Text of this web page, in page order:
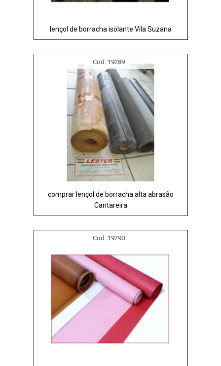
lençol de borracha isolante Vila Suzana
Cod.:19289
comprar lençol de borracha alta abrasão
Cantareira
Cod.:19290